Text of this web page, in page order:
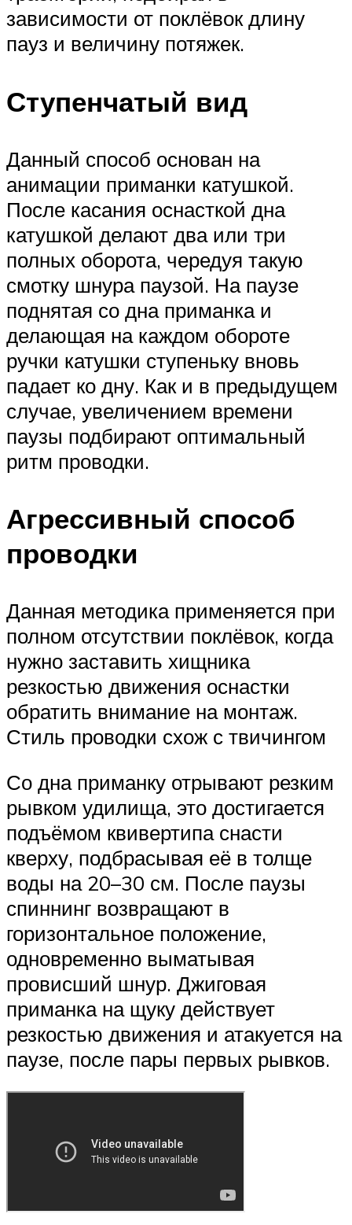
зависимости от поклёвок длину
пауз и величину потяжек.
Ступенчатый вид
Данный способ основан на
анимации приманки катушкой.
После касания оснасткой дна
катушкой делают два или три
полных оборота, чередуя такую
смотку шнура паузой. На паузе
поднятая со дна приманка и
делающая на каждом обороте
ручки катушки ступеньку вновь
падает ко дну. Как и в предыдущем
случае, увеличением времени
паузы подбирают оптимальный
ритм проводки.
Агрессивный способ
проводки
Данная методика применяется при
полном отсутствии поклёвок, когда
нужно заставить хищника
резкостью движения оснастки
обратить внимание на монтаж.
Стиль проводки схож с твичингом
Со дна приманку отрывают резким
рывком удилища, это достигается
подъёмом квивертипа снасти
кверху, подбрасывая её в толще
воды на 20–30 см. После паузы
спиннинг возвращают в
горизонтальное положение,
одновременно выматывая
провисший шнур. Джиговая
приманка на щуку действует
резкостью движения и атакуется на
паузе, после пары первых рывков.